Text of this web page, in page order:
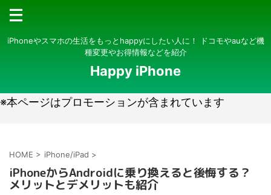
iPhoneやスマホの生活をもっとhappyにしたい人に！ ドコモやauなど機
種変更やお得情報などを紹介
Happy iPhone
※本ページはプロモーションが含まれています
HOME > iPhone/iPad >
iPhoneからAndroidに乗り換えると後悔する？
メリットとデメリットも紹介